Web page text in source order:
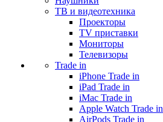
ТВ и видеотехника
Проекторы
TV приставки
Мониторы
Телевизоры
Trade in
iPhone Trade in
iPad Trade in
iMac Trade in
Apple Watch Trade in
AirPods Trade in